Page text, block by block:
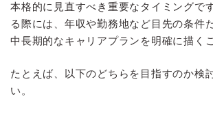
本格的に見直すべき重要なタイミングで
る際には、年収や勤務地など目先の条件
中長期的なキャリアプランを明確に描く
たとえば、以下のどちらを目指すのか検
い。